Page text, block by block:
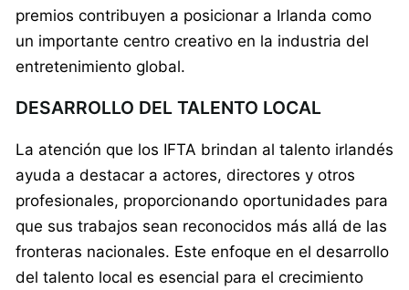
premios contribuyen a posicionar a Irlanda como
un importante centro creativo en la industria del
entretenimiento global.
DESARROLLO DEL TALENTO LOCAL
La atención que los IFTA brindan al talento irlandés
ayuda a destacar a actores, directores y otros
profesionales, proporcionando oportunidades para
que sus trabajos sean reconocidos más allá de las
fronteras nacionales. Este enfoque en el desarrollo
del talento local es esencial para el crecimiento